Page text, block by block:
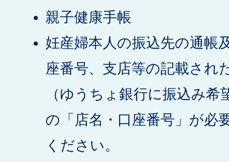
親子健康手帳
妊産婦本人の振込先の通帳
座番号、支店等の記載され
（ゆうちょ銀行に振込み
の「店名・口座番号」が必
ください。